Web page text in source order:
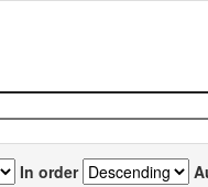
In order